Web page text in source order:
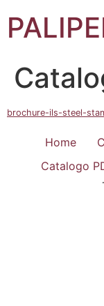
brochure-ils-steel-
Home
Catalogo